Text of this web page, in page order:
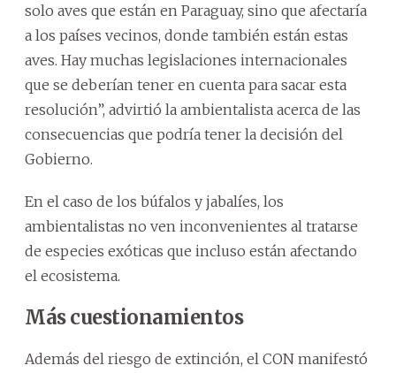
solo aves que están en Paraguay, sino que afectaría
a los países vecinos, donde también están estas
aves. Hay muchas legislaciones internacionales
que se deberían tener en cuenta para sacar esta
resolución”, advirtió la ambientalista acerca de las
consecuencias que podría tener la decisión del
Gobierno.
En el caso de los búfalos y jabalíes, los
ambientalistas no ven inconvenientes al tratarse
de especies exóticas que incluso están afectando
el ecosistema.
Más cuestionamientos
Además del riesgo de extinción, el CON manifestó